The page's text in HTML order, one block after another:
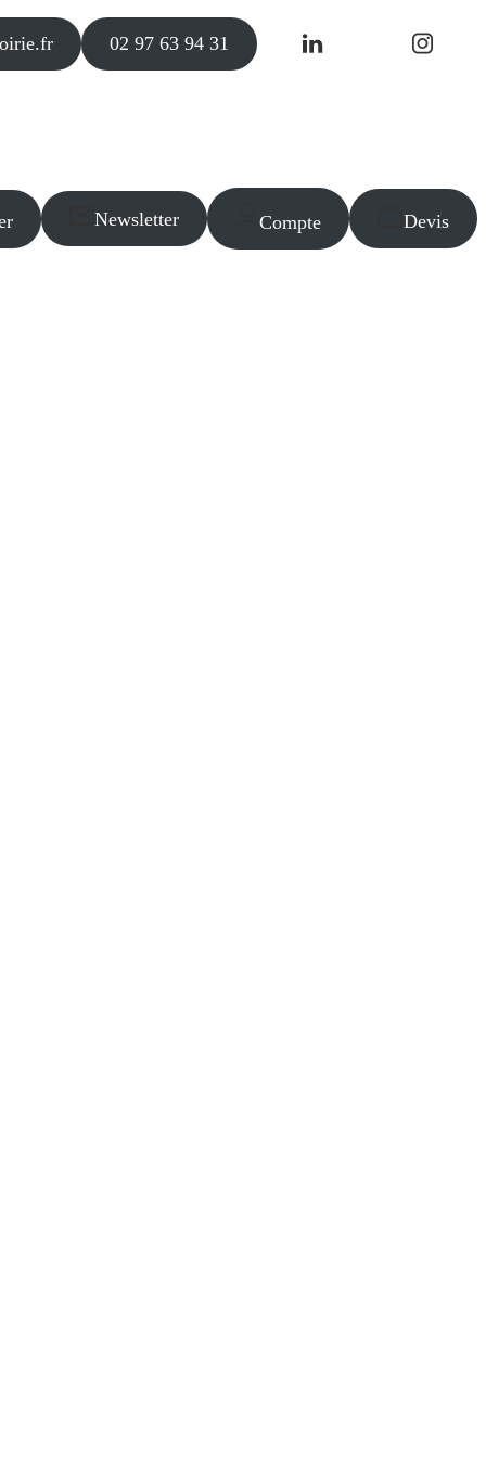
02 97 63 94 31
Newsletter Compte Devis